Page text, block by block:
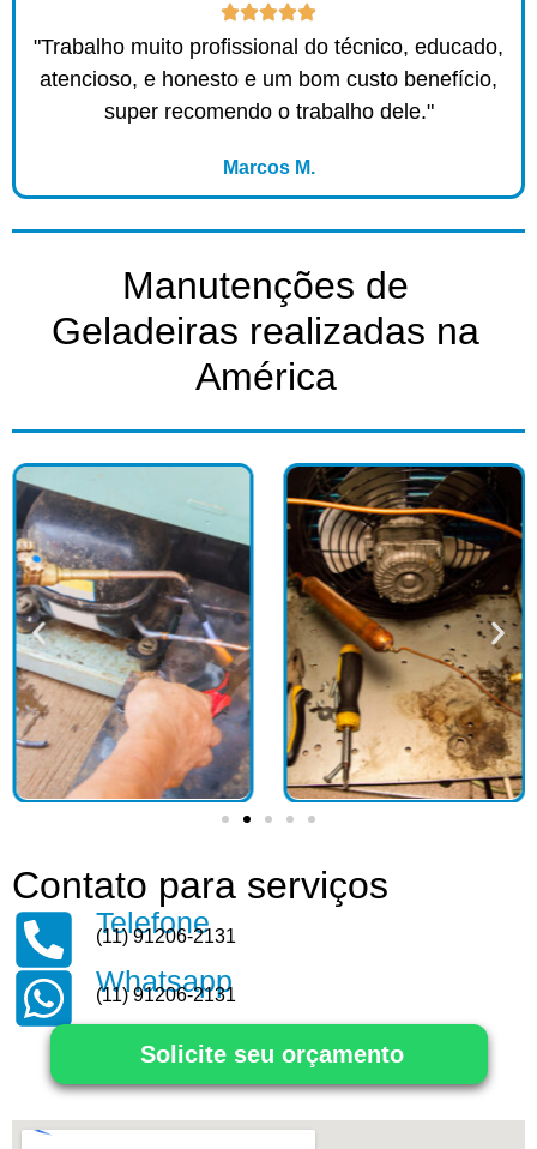
"Trabalho muito profissional do técnico, educado,
atencioso, e honesto e um bom custo benefício,
super recomendo o trabalho dele."
Marcos M.
Manutenções de
Geladeiras realizadas na
América​
Contato para serviços
Telefone
(11) 91206-2131
Whatsapp
(11) 91206-2131
Solicite seu orçamento